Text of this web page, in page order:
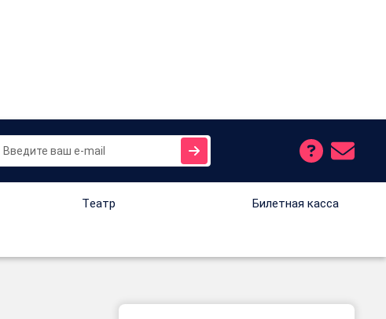
Tеатр Билетная касса